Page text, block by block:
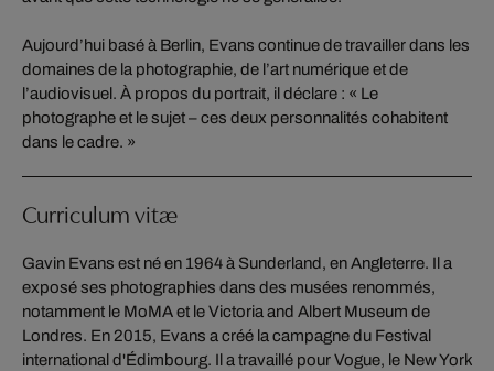
Aujourd’hui basé à Berlin, Evans continue de travailler dans les
domaines de la photographie, de l’art numérique et de
l’audiovisuel. À propos du portrait, il déclare : « Le
photographe et le sujet – ces deux personnalités cohabitent
dans le cadre. »
Curriculum vitæ
Gavin Evans est né en 1964 à Sunderland, en Angleterre. Il a
exposé ses photographies dans des musées renommés,
notamment le MoMA et le Victoria and Albert Museum de
Londres. En 2015, Evans a créé la campagne du Festival
international d'Édimbourg. Il a travaillé pour Vogue, le New York